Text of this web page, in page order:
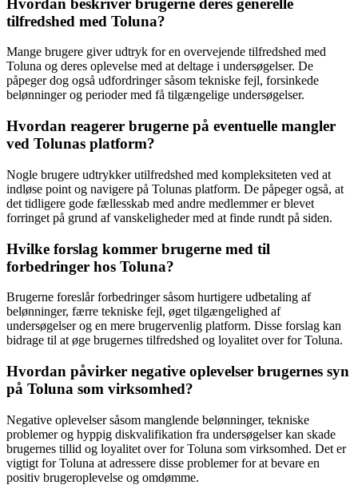
tilfredshed med Toluna?
Mange brugere giver udtryk for en overvejende tilfredshed med
Toluna og deres oplevelse med at deltage i undersøgelser. De
påpeger dog også udfordringer såsom tekniske fejl, forsinkede
belønninger og perioder med få tilgængelige undersøgelser.
Hvordan reagerer brugerne på eventuelle mangler
ved Tolunas platform?
Nogle brugere udtrykker utilfredshed med kompleksiteten ved at
indløse point og navigere på Tolunas platform. De påpeger også, at
det tidligere gode fællesskab med andre medlemmer er blevet
forringet på grund af vanskeligheder med at finde rundt på siden.
Hvilke forslag kommer brugerne med til
forbedringer hos Toluna?
Brugerne foreslår forbedringer såsom hurtigere udbetaling af
belønninger, færre tekniske fejl, øget tilgængelighed af
undersøgelser og en mere brugervenlig platform. Disse forslag kan
bidrage til at øge brugernes tilfredshed og loyalitet over for Toluna.
Hvordan påvirker negative oplevelser brugernes syn
på Toluna som virksomhed?
Negative oplevelser såsom manglende belønninger, tekniske
problemer og hyppig diskvalifikation fra undersøgelser kan skade
brugernes tillid og loyalitet over for Toluna som virksomhed. Det er
vigtigt for Toluna at adressere disse problemer for at bevare en
positiv brugeroplevelse og omdømme.